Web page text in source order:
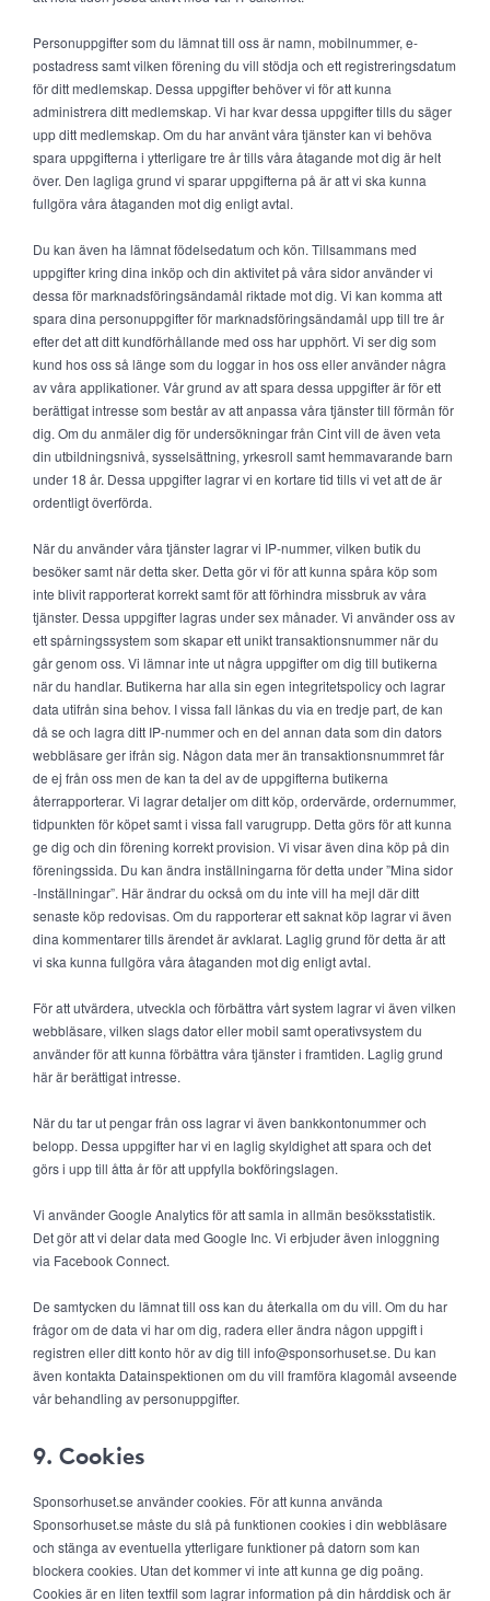
Personuppgifter som du lämnat till oss är namn, mobilnummer, e-
postadress samt vilken förening du vill stödja och ett registreringsdatum
för ditt medlemskap. Dessa uppgifter behöver vi för att kunna
administrera ditt medlemskap. Vi har kvar dessa uppgifter tills du säger
upp ditt medlemskap. Om du har använt våra tjänster kan vi behöva
spara uppgifterna i ytterligare tre år tills våra åtagande mot dig är helt
över. Den lagliga grund vi sparar uppgifterna på är att vi ska kunna
fullgöra våra åtaganden mot dig enligt avtal.
Du kan även ha lämnat födelsedatum och kön. Tillsammans med
uppgifter kring dina inköp och din aktivitet på våra sidor använder vi
dessa för marknadsföringsändamål riktade mot dig. Vi kan komma att
spara dina personuppgifter för marknadsföringsändamål upp till tre år
efter det att ditt kundförhållande med oss har upphört. Vi ser dig som
kund hos oss så länge som du loggar in hos oss eller använder några
av våra applikationer. Vår grund av att spara dessa uppgifter är för ett
berättigat intresse som består av att anpassa våra tjänster till förmån för
dig. Om du anmäler dig för undersökningar från Cint vill de även veta
din utbildningsnivå, sysselsättning, yrkesroll samt hemmavarande barn
under 18 år. Dessa uppgifter lagrar vi en kortare tid tills vi vet att de är
ordentligt överförda.
När du använder våra tjänster lagrar vi IP-nummer, vilken butik du
besöker samt när detta sker. Detta gör vi för att kunna spåra köp som
inte blivit rapporterat korrekt samt för att förhindra missbruk av våra
tjänster. Dessa uppgifter lagras under sex månader. Vi använder oss av
ett spårningssystem som skapar ett unikt transaktionsnummer när du
går genom oss. Vi lämnar inte ut några uppgifter om dig till butikerna
när du handlar. Butikerna har alla sin egen integritetspolicy och lagrar
data utifrån sina behov. I vissa fall länkas du via en tredje part, de kan
då se och lagra ditt IP-nummer och en del annan data som din dators
webbläsare ger ifrån sig. Någon data mer än transaktionsnummret får
de ej från oss men de kan ta del av de uppgifterna butikerna
återrapporterar. Vi lagrar detaljer om ditt köp, ordervärde, ordernummer,
tidpunkten för köpet samt i vissa fall varugrupp. Detta görs för att kunna
ge dig och din förening korrekt provision. Vi visar även dina köp på din
föreningssida. Du kan ändra inställningarna för detta under ”Mina sidor
-Inställningar”. Här ändrar du också om du inte vill ha mejl där ditt
senaste köp redovisas. Om du rapporterar ett saknat köp lagrar vi även
dina kommentarer tills ärendet är avklarat. Laglig grund för detta är att
vi ska kunna fullgöra våra åtaganden mot dig enligt avtal.
För att utvärdera, utveckla och förbättra vårt system lagrar vi även vilken
webbläsare, vilken slags dator eller mobil samt operativsystem du
använder för att kunna förbättra våra tjänster i framtiden. Laglig grund
här är berättigat intresse.
När du tar ut pengar från oss lagrar vi även bankkontonummer och
belopp. Dessa uppgifter har vi en laglig skyldighet att spara och det
görs i upp till åtta år för att uppfylla bokföringslagen.
Vi använder Google Analytics för att samla in allmän besöksstatistik.
Det gör att vi delar data med Google Inc. Vi erbjuder även inloggning
via Facebook Connect.
De samtycken du lämnat till oss kan du återkalla om du vill. Om du har
frågor om de data vi har om dig, radera eller ändra någon uppgift i
registren eller ditt konto hör av dig till info@sponsorhuset.se. Du kan
även kontakta Datainspektionen om du vill framföra klagomål avseende
vår behandling av personuppgifter.
9. Cookies
Sponsorhuset.se använder cookies. För att kunna använda
Sponsorhuset.se måste du slå på funktionen cookies i din webbläsare
och stänga av eventuella ytterligare funktioner på datorn som kan
blockera cookies. Utan det kommer vi inte att kunna ge dig poäng.
Cookies är en liten textfil som lagrar information på din hårddisk och är